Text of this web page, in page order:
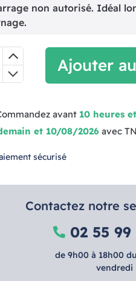
non autorisé. Idéal
Ajouter
avant 10 heures
et 10/08/2026 avec
sécurisé
Contactez notre
02 55 99
de 9h00 à 18h00
vendredi